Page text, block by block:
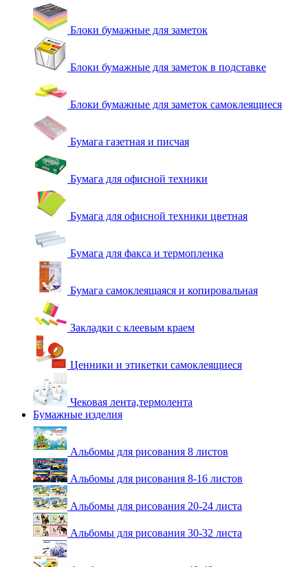
Блоки бумажные для заметок
Блоки бумажные для заметок в подставке
Блоки бумажные для заметок самоклеящиеся
Бумага газетная и писчая
Бумага для офисной техники
Бумага для офисной техники цветная
Бумага для факса и термопленка
Бумага самоклеящаяся и копировальная
Закладки с клеевым краем
Ценники и этикетки самоклеящиеся
Чековая лента,термолента
Бумажные изделия
Альбомы для рисования 8 листов
Альбомы для рисования 8-16 листов
Альбомы для рисования 20-24 листа
Альбомы для рисования 30-32 листа